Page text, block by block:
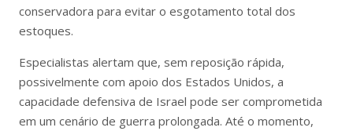
conservadora para evitar o esgotamento total dos
estoques.
Especialistas alertam que, sem reposição rápida,
possivelmente com apoio dos Estados Unidos, a
capacidade defensiva de Israel pode ser comprometida
em um cenário de guerra prolongada. Até o momento,